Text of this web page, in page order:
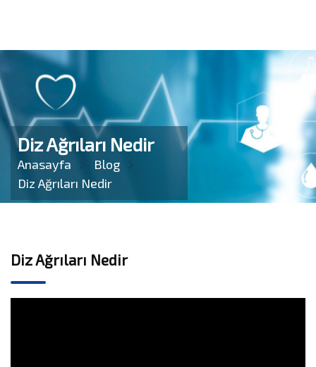
Diz Ağrıları Nedir
Anasayfa
Blog
Diz Ağrıları Nedir
Diz Ağrıları Nedir